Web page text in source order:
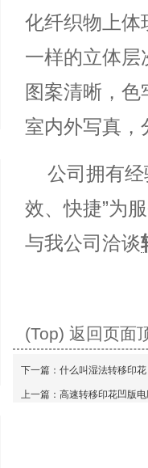
化纤织物上体
一样的立体层
图案清晰，
室内外写真，
公司拥有
效、快捷”为
与我公司洽谈
(Top) 返回页面
下一篇： 什么叫湿法转移印
上一篇： 高速转移印花凹版